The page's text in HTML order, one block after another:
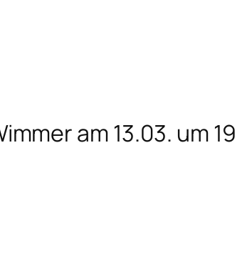
am 13.03. um